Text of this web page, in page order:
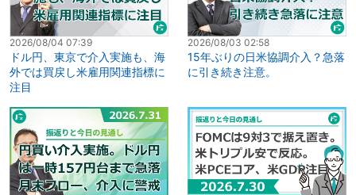
2026/08/04 07:39
ドル円、東京で介入実施も、海
外では買戻し米雇用関連指標に
注目
2026/08/03 02:58
15年ぶりの日米協調介入？急落
に引き続き注意。